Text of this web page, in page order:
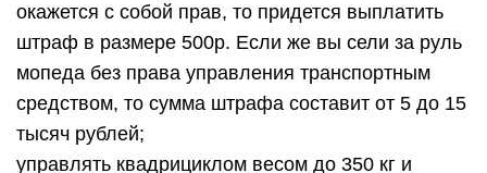
окажется с собой прав, то придется выплатить
штраф в размере 500р. Если же вы сели за руль
мопеда без права управления транспортным
средством, то сумма штрафа составит от 5 до 15
тысяч рублей;
управлять квадрициклом весом до 350 кг и